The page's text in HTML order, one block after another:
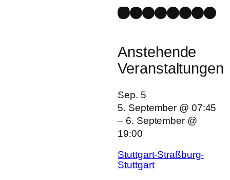
Mastodon
Bluesky
Instagram
Facebook
Spotify
YouTube
Strava
Link
Anstehende
Veranstaltungen
Sep. 5
5. September @ 07:45
– 6. September @
19:00
Stuttgart-Straßburg-
Stuttgart